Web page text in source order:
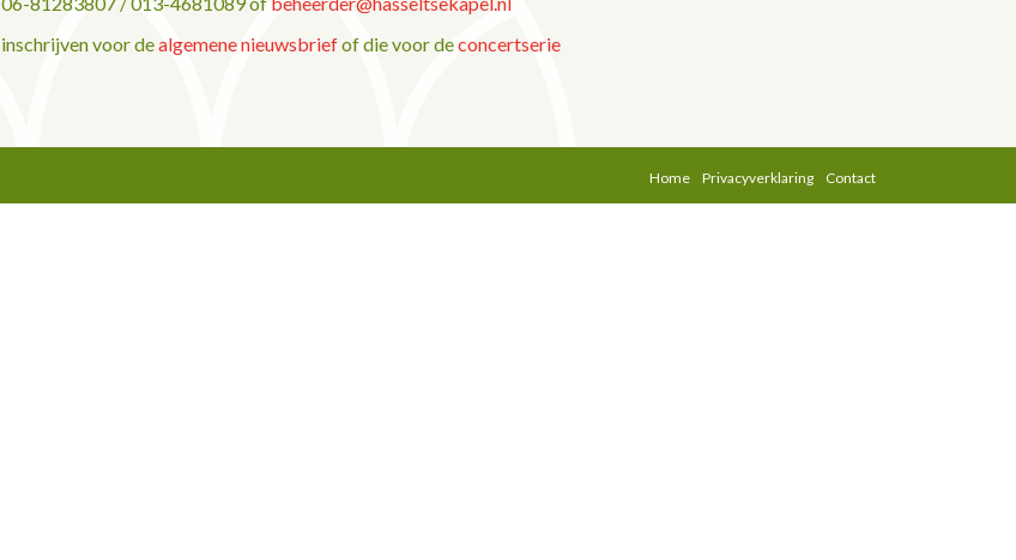
inschrijven voor dealgemene nieuwsbriefof die voor deconcertserie
Home Privacyverklaring Contact